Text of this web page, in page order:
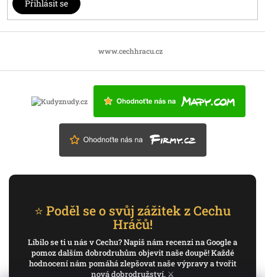
Přihlásit se
www.cechhracu.cz
⭐ Poděl se o svůj zážitek z Cechu
Hráčů!
Líbilo se ti u nás v Cechu? Napiš nám recenzi na Google a
pomoz dalším dobrodruhům objevit naše doupě! Každé
hodnocení nám pomáhá zlepšovat naše výpravy a tvořit
nová dobrodružství. ⚔️